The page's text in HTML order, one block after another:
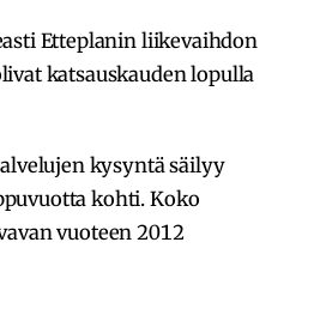
Etteplanin liikevaihdon
katsauskauden lopulla
kysyntä säilyy
kohti. Koko
vuoteen 2012